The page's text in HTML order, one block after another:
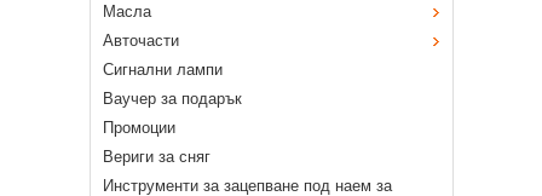
Масла
Авточасти
Сигнални лампи
Ваучер за подарък
Промоции
Вериги за сняг
Инструменти за зацепване под наем за